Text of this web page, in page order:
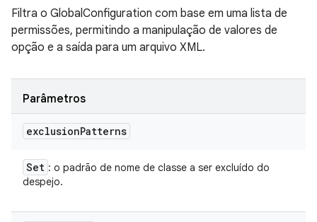
Filtra o GlobalConfiguration com base em uma lista de
permissões, permitindo a manipulação de valores de
opção e a saída para um arquivo XML.
Parâmetros
exclusionPatterns
Set : o padrão de nome de classe a ser excluído do
despejo.